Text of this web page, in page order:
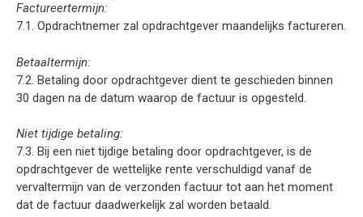
Factureertermijn:
7.1. Opdrachtnemer zal opdrachtgever maandelijks factureren.
Betaaltermijn:
7.2. Betaling door opdrachtgever dient te geschieden binnen
30 dagen na de datum waarop de factuur is opgesteld.
Niet tijdige betaling:
7.3. Bij een niet tijdige betaling door opdrachtgever, is de
opdrachtgever de wettelijke rente verschuldigd vanaf de
vervaltermijn van de verzonden factuur tot aan het moment
dat de factuur daadwerkelijk zal worden betaald.